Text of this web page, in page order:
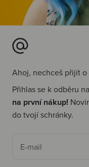
Ahoj, nechceš přijít o
Přihlas se k odběru
na první nákup!
do tvojí schránky.
E-mail